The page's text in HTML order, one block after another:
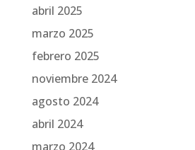
abril 2025
marzo 2025
febrero 2025
noviembre 2024
agosto 2024
abril 2024
marzo 2024